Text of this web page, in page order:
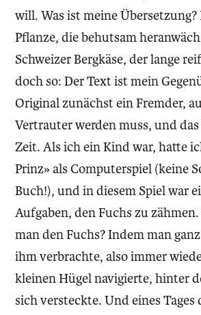
will. Was ist meine Übersetzung?
Pflanze, die behutsam
Schweizer Bergkäse, der lange
doch so: Der Text ist mein
Original zunächst ein Fremder,
Vertrauter werden muss, und
Zeit. Als ich ein Kind war, hatte
Prinz» als Computerspiel (keine
Buch!), und in diesem Spiel war
Aufgaben, den Fuchs zu
man den Fuchs? Indem man
ihm verbrachte, also immer
kleinen Hügel navigierte, hinter
sich versteckte. Und eines Tages